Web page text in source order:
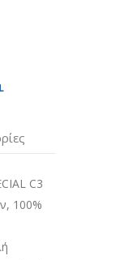
C3
100%